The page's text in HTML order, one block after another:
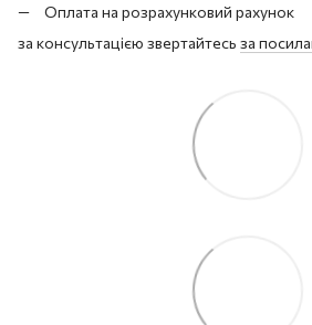
Оплата на розрахунковий рахунок
за консультацією звертайтесь за